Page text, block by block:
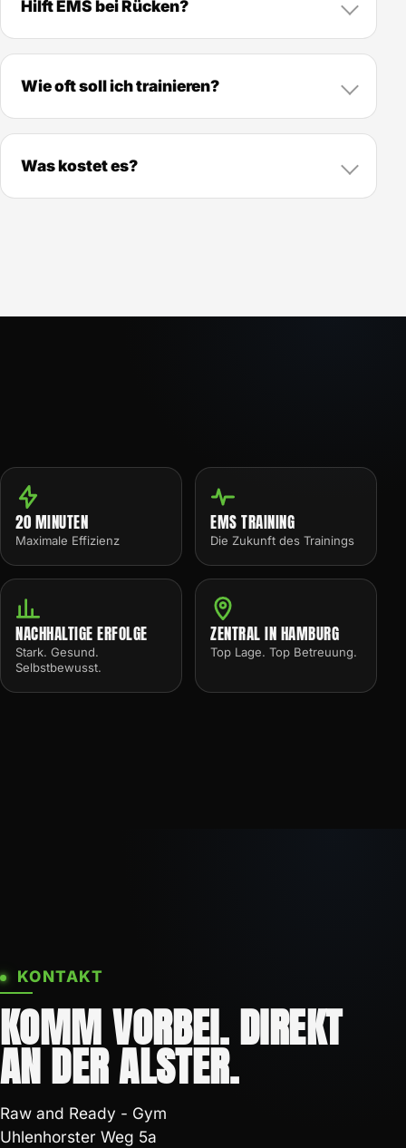
Hilft EMS bei Rücken?
Wie oft soll ich trainieren?
Was kostet es?
20 MINUTEN
Maximale Effizienz
EMS TRAINING
Die Zukunft des Trainings
NACHHALTIGE ERFOLGE
Stark. Gesund.
Selbstbewusst.
ZENTRAL IN HAMBURG
Top Lage. Top Betreuung.
KONTAKT
KOMM VORBEI. DIREKT
AN DER ALSTER.
Raw and Ready - Gym
Uhlenhorster Weg 5a